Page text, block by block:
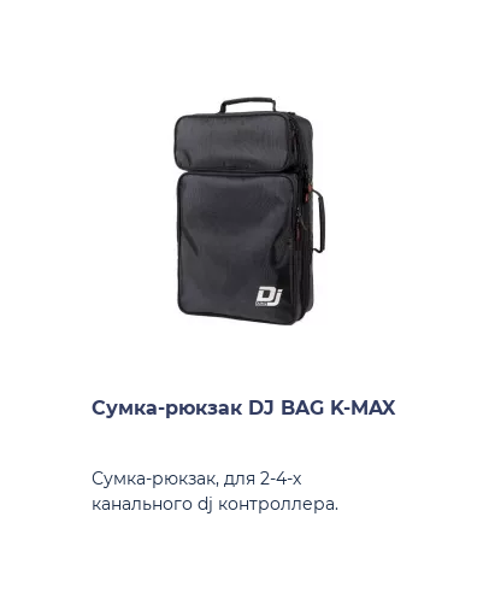
Сумка-рюкзак DJ BAG K-MAX
Сумка-рюкзак, для 2-4-х
канального dj контроллера.